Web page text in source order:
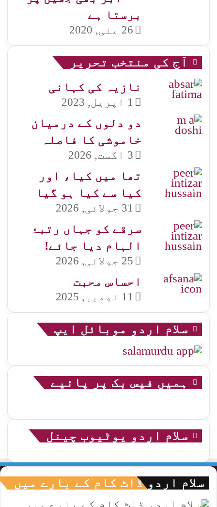
برستا ہے
26 مئی, 2020
آج کی منتخب تحریر
نازیہ کی کہانی
1 اپریل, 2023
دو دلوں کے درمیان
خاموشی کا فاصلہ
3 اگست, 2026
تھا میں کیا، اور
کیا سے کیا ہو گیا
31 جولائی, 2026
سرقے کو جہاں رتبۂ
الہام دیا جائے!
25 جولائی, 2026
احساس محبت
11 نومبر, 2025
سلام اردو موبائل ایپ
ہمیں فیس بک پر پائیے
سلام اردو یوٹیوب چینل
سلام اردو ڈاٹ کام کے بارے میں